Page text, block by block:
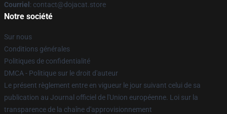
Courriel : contact@dojacat.store
Notre société
Sur nous
Conditions générales
Politiques de confidentialité
DMCA - Politique sur le droit d'auteur
Le présent règlement entre en vigueur le jour suivant celui de sa
publication au Journal officiel de l'Union européenne. Loi sur la
transparence de la chaîne d'approvisionnement